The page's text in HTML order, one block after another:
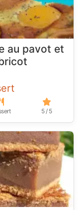
au pavot et
5 / 5